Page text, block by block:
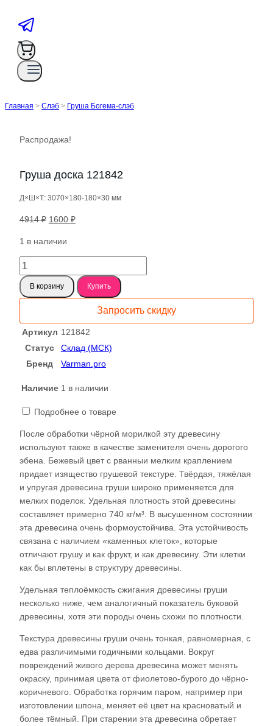
Главная > Слэб > Груша Богема-слэб
Распродажа!
Груша доска 121842
Д×Ш×Т: 3070×180-180×30 мм
4914₽ Первоначальная
составляла
4914 ₽.
1600 ₽Текущая
1 в наличии
Количество
товара
Груша
доска
В корзину Купить
Запросить скидку
Артикул 121842
Статус
Склад (МСК)
Бренд
Varman.pro
Наличие 1 в наличии
Подробнее о товаре
После обработки чёрной морилкой эту древесину
используют также в качестве заменителя очень дорогого
эбена. Бежевый цвет с рванныи мелким краплением
придает изящество грушевой текстуре. Твёрдая, тяжёлая
и упругая древесина груши широко применяется для
мелких поделок. Удельная плотность этой древесины
составляет примерно 740 кг/м³. В высушенном состоянии
эта древесина очень формоустойчива. Эта устойчивость
связана с наличием «каменных клеток», которые
отличают грушу и как фрукт, и как древесину. Эти клетки
как бы вплетены в структуру древесины.
Удельная теплоёмкость сжигания древесины груши
несколько ниже, чем аналогичный показатель буковой
древесины, хотя эти породы очень схожи по плотности.
Текстура древесины груши очень тонкая, равномерная, с
едва различимыми годичными кольцами. Вокруг
повреждений живого дерева древесина может менять
окраску, принимая цвета от фиолетово-бурого до чёрно-
коричневого. Обработка горячим паром, например при
изготовлении шпона, меняет её цвет на красноватый и
более тёмный. При старении эта древесина обретает